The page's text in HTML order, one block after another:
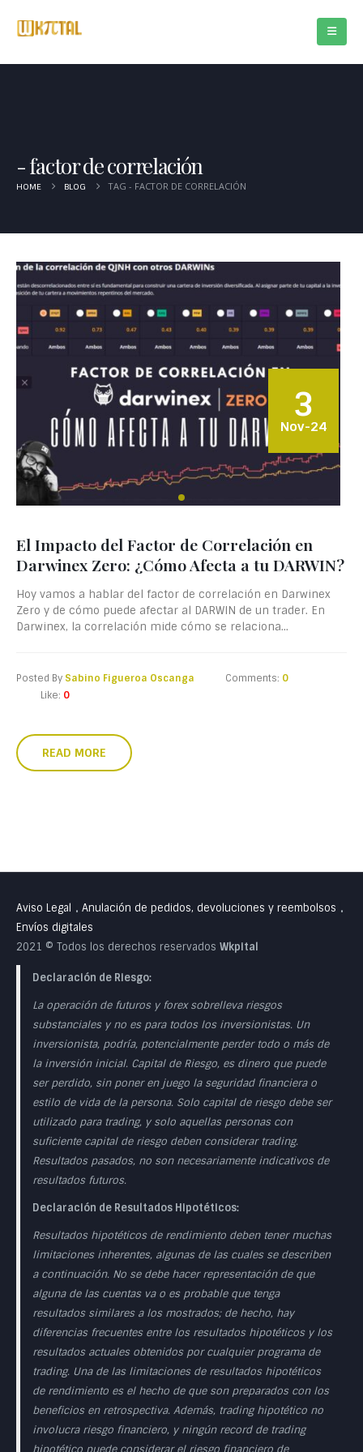
factor de correlación
HOME BLOG TAG - FACTOR DE CORRELACIÓN
3
Nov-24
El Impacto del Factor de Correlación en
Darwinex Zero: ¿Cómo Afecta a tu DARWIN?
Hoy vamos a hablar del factor de correlación en Darwinex
Zero y de cómo puede afectar al DARWIN de un trader. En
Darwinex, la correlación mide cómo se relaciona...
Posted By Sabino Figueroa Oscanga Comments: 0
Like: 0
READ MORE
Aviso Legal • Anulación de pedidos, devoluciones y reembolsos •
Envíos digitales
2021 © Todos los derechos reservados Wkpital
Declaración de Riesgo:
La operación de futuros y forex sobrelleva riesgos
substanciales y no es para todos los inversionistas. Un
inversionista, podría, potencialmente perder todo o más de
la inversión inicial. Capital de Riesgo, es dinero que puede
ser perdido, sin poner en juego la seguridad financiera o
estilo de vida de la persona. Solo capital de riesgo debe ser
utilizado para trading, y solo aquellas personas con
suficiente capital de riesgo deben considerar trading.
Resultados pasados, no son necesariamente indicativos de
resultados futuros.
Declaración de Resultados Hipotéticos:
Resultados hipotéticos de rendimiento deben tener muchas
limitaciones inherentes, algunas de las cuales se describen
a continuación. No se debe hacer representación de que
alguna de las cuentas va o es probable que tenga
resultados similares a los mostrados; de hecho, hay
diferencias frecuentes entre los resultados hipotéticos y los
resultados actuales obtenidos por cualquier programa de
trading. Una de las limitaciones de resultados hipotéticos
de rendimiento es el hecho de que son preparados con los
beneficios en retrospectiva. Además, trading hipotético no
involucra riesgo financiero, y ningún record de trading
hipotético puede considerar el riesgo financiero de